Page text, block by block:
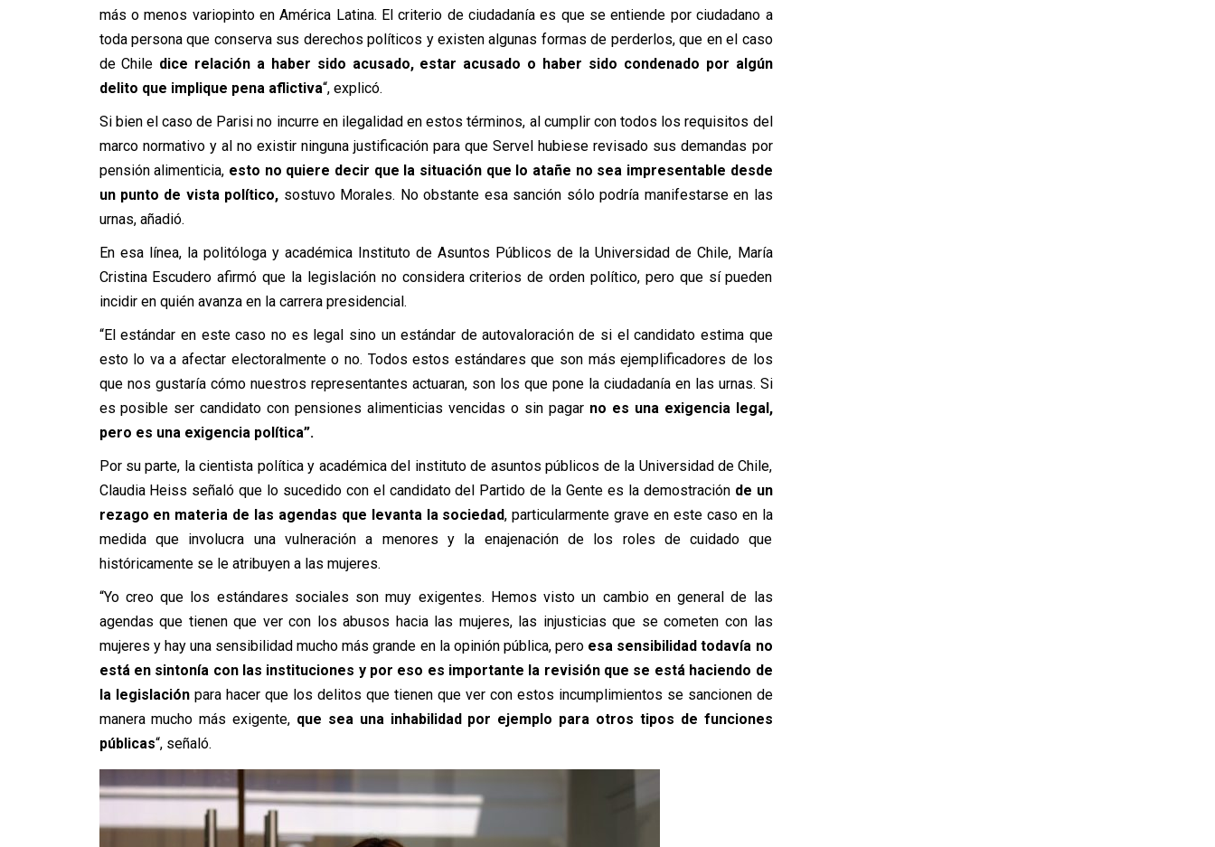
más o menos variopinto en América Latina. El criterio de ciudadanía es que se entiende por ciudadano a
toda persona que conserva sus derechos políticos y existen algunas formas de perderlos, que en el caso
de Chile dice relación a haber sido acusado, estar acusado o haber sido condenado por algún
delito que implique pena aflictiva“, explicó.
Si bien el caso de Parisi no incurre en ilegalidad en estos términos, al cumplir con todos los requisitos del
marco normativo y al no existir ninguna justificación para que Servel hubiese revisado sus demandas por
pensión alimenticia, esto no quiere decir que la situación que lo atañe no sea impresentable desde
un punto de vista político, sostuvo Morales. No obstante esa sanción sólo podría manifestarse en las
urnas, añadió.
En esa línea, la politóloga y académica Instituto de Asuntos Públicos de la Universidad de Chile, María
Cristina Escudero afirmó que la legislación no considera criterios de orden político, pero que sí pueden
incidir en quién avanza en la carrera presidencial.
“El estándar en este caso no es legal sino un estándar de autovaloración de si el candidato estima que
esto lo va a afectar electoralmente o no. Todos estos estándares que son más ejemplificadores de los
que nos gustaría cómo nuestros representantes actuaran, son los que pone la ciudadanía en las urnas. Si
es posible ser candidato con pensiones alimenticias vencidas o sin pagar no es una exigencia legal,
pero es una exigencia política”.
Por su parte, la cientista política y académica del instituto de asuntos públicos de la Universidad de Chile,
Claudia Heiss señaló que lo sucedido con el candidato del Partido de la Gente es la demostración de un
rezago en materia de las agendas que levanta la sociedad, particularmente grave en este caso en la
medida que involucra una vulneración a menores y la enajenación de los roles de cuidado que
históricamente se le atribuyen a las mujeres.
“Yo creo que los estándares sociales son muy exigentes. Hemos visto un cambio en general de las
agendas que tienen que ver con los abusos hacia las mujeres, las injusticias que se cometen con las
mujeres y hay una sensibilidad mucho más grande en la opinión pública, pero esa sensibilidad todavía no
está en sintonía con las instituciones y por eso es importante la revisión que se está haciendo de
la legislaciónpara hacer que los delitos que tienen que ver con estos incumplimientos se sancionen de
manera mucho más exigente, que sea una inhabilidad por ejemplo para otros tipos de funciones
públicas“, señaló.